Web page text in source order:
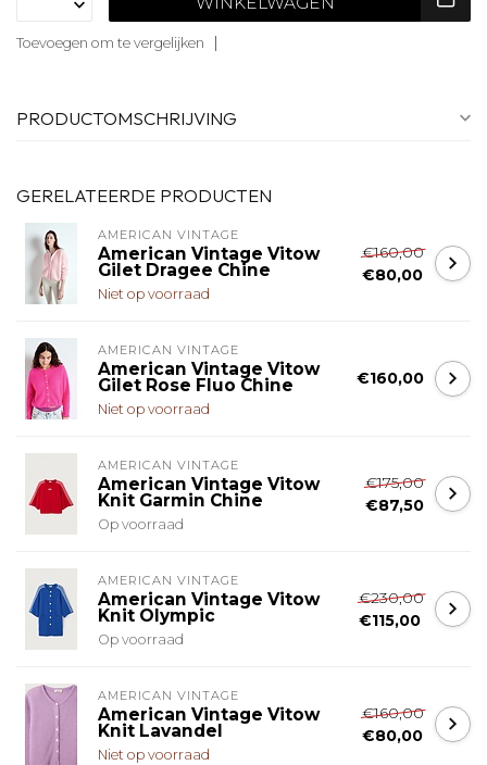
Toevoegen om te vergelijken
PRODUCTOMSCHRIJVING
GERELATEERDE PRODUCTEN
AMERICAN VINTAGE
American Vintage Vitow
Gilet Dragee Chine
Niet op voorraad
€160,00
€80,00
AMERICAN VINTAGE
American Vintage Vitow
Gilet Rose Fluo Chine
Niet op voorraad
€160,00
AMERICAN VINTAGE
American Vintage Vitow
Knit Garmin Chine
Op voorraad
€175,00
€87,50
AMERICAN VINTAGE
American Vintage Vitow
Knit Olympic
Op voorraad
€230,00
€115,00
AMERICAN VINTAGE
American Vintage Vitow
Knit Lavandel
Niet op voorraad
€160,00
€80,00